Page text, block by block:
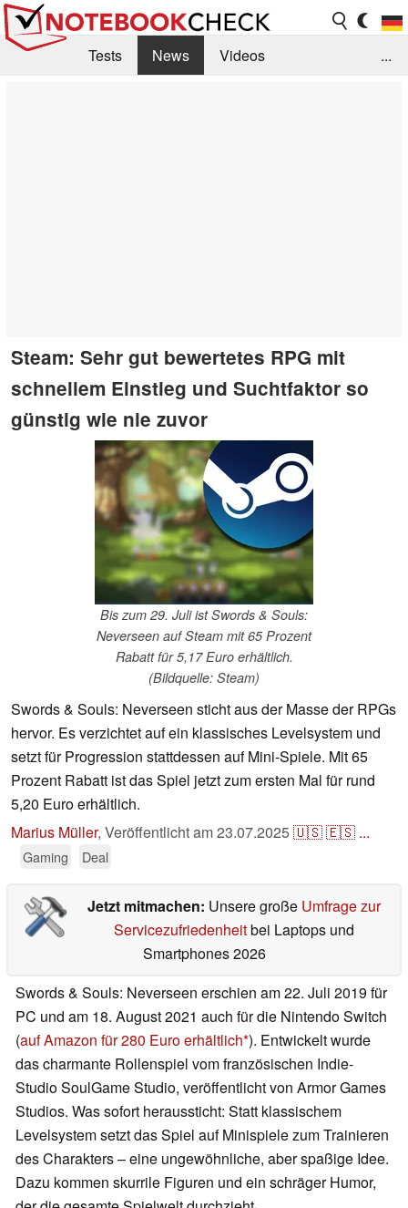
Tests News
Videos
...
Steam: Sehr gut bewertetes RPG mit
schnellem Einstieg und Suchtfaktor so
günstig wie nie zuvor
Bis zum 29. Juli ist Swords & Souls:
Neverseen auf Steam mit 65 Prozent
Rabatt für 5,17 Euro erhältlich.
(Bildquelle: Steam)
Swords & Souls: Neverseen sticht aus der Masse der RPGs
hervor. Es verzichtet auf ein klassisches Levelsystem und
setzt für Progression stattdessen auf Mini-Spiele. Mit 65
Prozent Rabatt ist das Spiel jetzt zum ersten Mal für rund
5,20 Euro erhältlich.
Marius Müller, Veröffentlicht am23.07.2025🇺🇸🇪🇸 ...
Gaming Deal
Jetzt mitmachen: Unsere große Umfrage zur
Servicezufriedenheitbei Laptops und
Smartphones 2026
Swords & Souls: Neverseen erschien am 22. Juli 2019 für
PC und am 18. August 2021 auch für die Nintendo Switch
(auf Amazon für 280 Euro erhältlich ). Entwickelt wurde
das charmante Rollenspiel vom französischen Indie-
Studio SoulGame Studio, veröffentlicht von Armor Games
Studios. Was sofort heraussticht: Statt klassischem
Levelsystem setzt das Spiel auf Minispiele zum Trainieren
des Charakters – eine ungewöhnliche, aber spaßige Idee.
Dazu kommen skurrile Figuren und ein schräger Humor,